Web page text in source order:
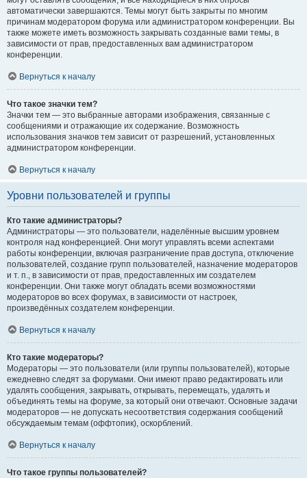
автоматически завершаются. Темы могут быть закрыты по многим
причинам модератором форума или администратором конференции. Вы
также можете иметь возможность закрывать созданные вами темы, в
зависимости от прав, предоставленных вам администратором
конференции.
Вернуться к началу
Что такое значки тем?
Значки тем — это выбранные авторами изображения, связанные с
сообщениями и отражающие их содержание. Возможность
использования значков тем зависит от разрешений, установленных
администратором конференции.
Вернуться к началу
Уровни пользователей и группы
Кто такие администраторы?
Администраторы — это пользователи, наделённые высшим уровнем
контроля над конференцией. Они могут управлять всеми аспектами
работы конференции, включая разграничение прав доступа, отключение
пользователей, создание групп пользователей, назначение модераторов
и т. п., в зависимости от прав, предоставленных им создателем
конференции. Они также могут обладать всеми возможностями
модераторов во всех форумах, в зависимости от настроек,
произведённых создателем конференции.
Вернуться к началу
Кто такие модераторы?
Модераторы — это пользователи (или группы пользователей), которые
ежедневно следят за форумами. Они имеют право редактировать или
удалять сообщения, закрывать, открывать, перемещать, удалять и
объединять темы на форуме, за который они отвечают. Основные задачи
модераторов — не допускать несоответствия содержания сообщений
обсуждаемым темам (оффтопик), оскорблений.
Вернуться к началу
Что такое группы пользователей?